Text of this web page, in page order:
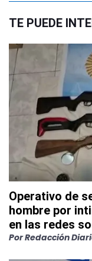
TE PUEDE
Operativo de
hombre por
en las redes
PorRedacción